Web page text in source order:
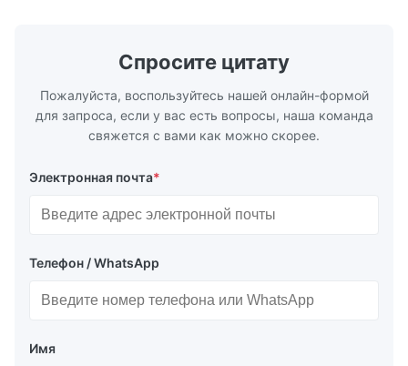
Спросите цитату
Пожалуйста, воспользуйтесь нашей онлайн-формой
для запроса, если у вас есть вопросы, наша команда
свяжется с вами как можно скорее.
Электронная почта*
Телефон / WhatsApp
Имя